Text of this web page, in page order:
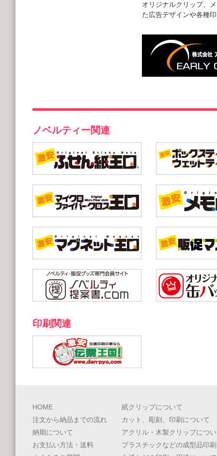
オリジナルクリップ、
た広告デザインや各種
ノベルティー関連
印刷関連
HOME
注文から納品までの流れ
納期について
お支払い方法・送料
紙クリップについて
カット、彫刻、印刷について
アクリル・木製クリップにつ
プラスチックなどの成型品印